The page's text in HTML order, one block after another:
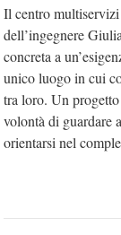
Il centro
dell’ingegnere
concreta a
unico luogo in cui
tra loro. Un
volontà di guardare
orientarsi nel